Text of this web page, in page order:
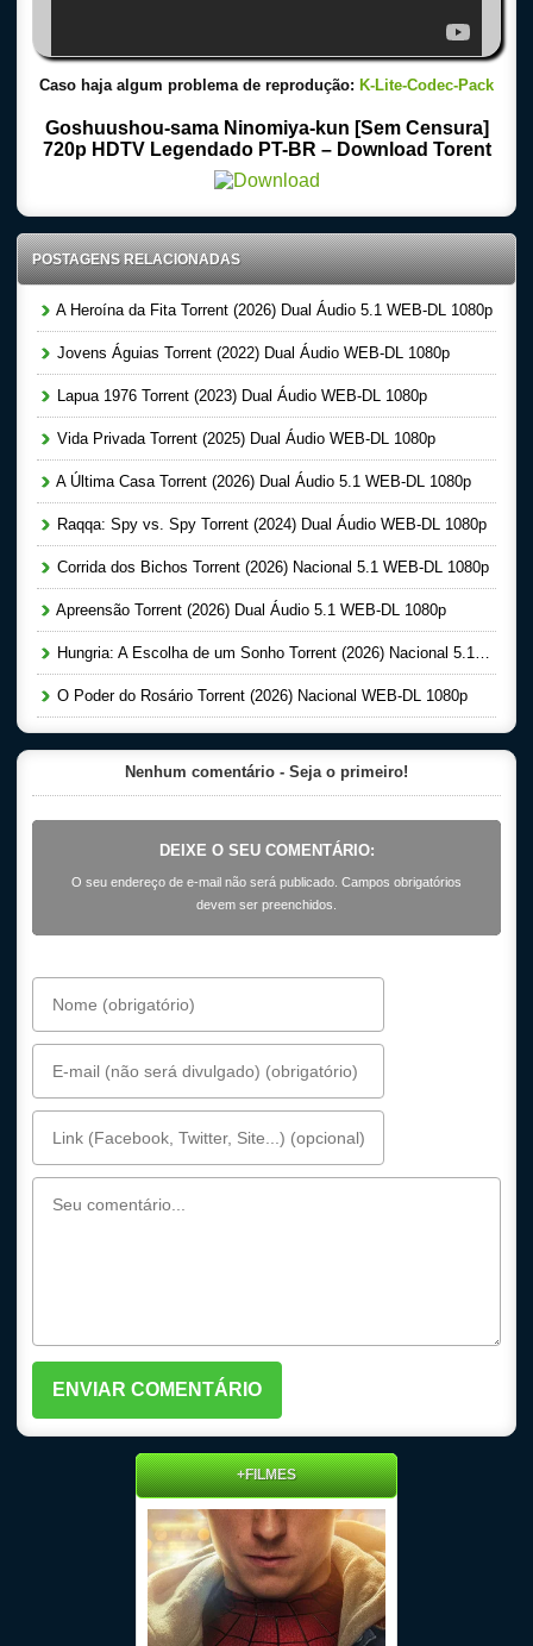
Caso haja algum problema de reprodução: K-Lite-Codec-Pack
Goshuushou-sama Ninomiya-kun [Sem Censura]
720p HDTV Legendado PT-BR – Download Torent
POSTAGENS RELACIONADAS
A Heroína da Fita Torrent (2026) Dual Áudio 5.1 WEB-DL 1080p
Jovens Águias Torrent (2022) Dual Áudio WEB-DL 1080p
Lapua 1976 Torrent (2023) Dual Áudio WEB-DL 1080p
Vida Privada Torrent (2025) Dual Áudio WEB-DL 1080p
A Última Casa Torrent (2026) Dual Áudio 5.1 WEB-DL 1080p
Raqqa: Spy vs. Spy Torrent (2024) Dual Áudio WEB-DL 1080p
Corrida dos Bichos Torrent (2026) Nacional 5.1 WEB-DL 1080p
Apreensão Torrent (2026) Dual Áudio 5.1 WEB-DL 1080p
Hungria: A Escolha de um Sonho Torrent (2026) Nacional 5.1 WEB-DL 1080p
O Poder do Rosário Torrent (2026) Nacional WEB-DL 1080p
Nenhum comentário - Seja o primeiro!
DEIXE O SEU COMENTÁRIO:
O seu endereço de e-mail não será publicado. Campos obrigatórios
devem ser preenchidos.
+FILMES